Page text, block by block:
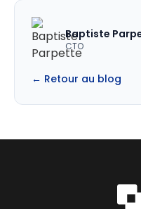
Baptiste
CTO
← Retour au blog